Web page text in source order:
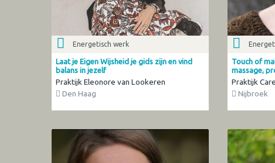
Energetisch werk
Laat je Eigen Wijsheid je gids zijn en vind
balans in jezelf
Praktijk Eleonore van Lookeren
Den Haag
Touch of
massage,
Praktijk Care
Nijbroek